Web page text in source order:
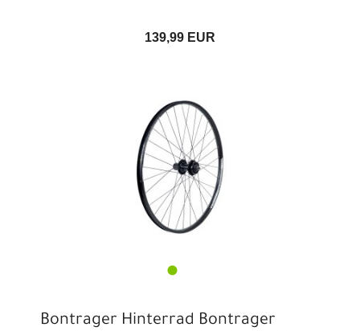
139,99 EUR
Bontrager Hinterrad Bontrager